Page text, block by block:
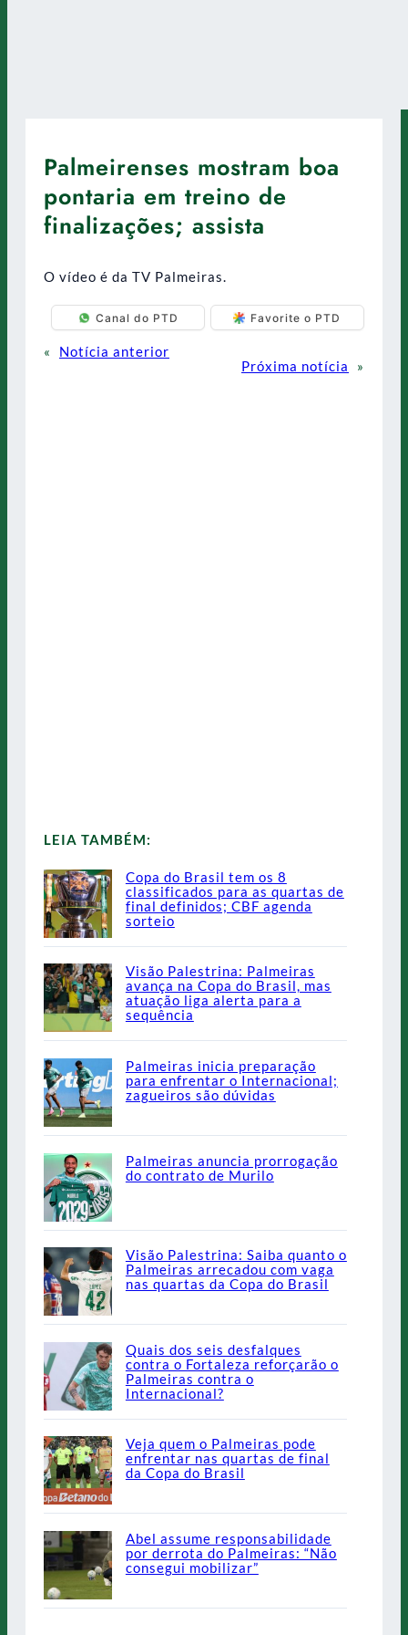
Palmeirenses mostram boa
pontaria em treino de
finalizações; assista
O vídeo é da TV Palmeiras.
Canal do PTD Favorite o PTD
«
Notícia anterior
Próxima notícia
»
LEIA TAMBÉM:
Copa do Brasil tem os 8
classificados para as quartas de
final definidos; CBF agenda
sorteio
Visão Palestrina: Palmeiras
avança na Copa do Brasil, mas
atuação liga alerta para a
sequência
Palmeiras inicia preparação
para enfrentar o Internacional;
zagueiros são dúvidas
Palmeiras anuncia prorrogação
do contrato de Murilo
Visão Palestrina: Saiba quanto o
Palmeiras arrecadou com vaga
nas quartas da Copa do Brasil
Quais dos seis desfalques
contra o Fortaleza reforçarão o
Palmeiras contra o
Internacional?
Veja quem o Palmeiras pode
enfrentar nas quartas de final
da Copa do Brasil
Abel assume responsabilidade
por derrota do Palmeiras: “Não
consegui mobilizar”